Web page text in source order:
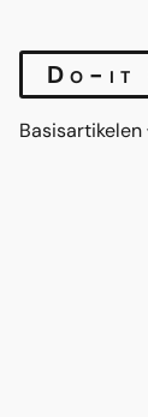
Do-it
Basisartikelen